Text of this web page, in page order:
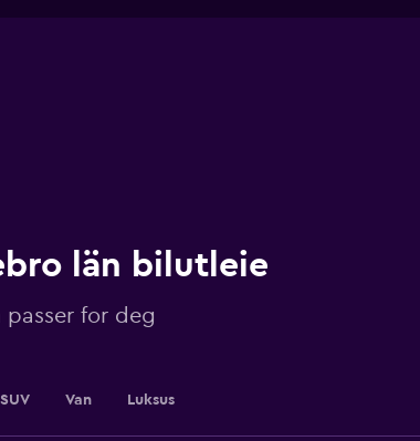
län bilutleie
passer for deg
SUV Van Luksus